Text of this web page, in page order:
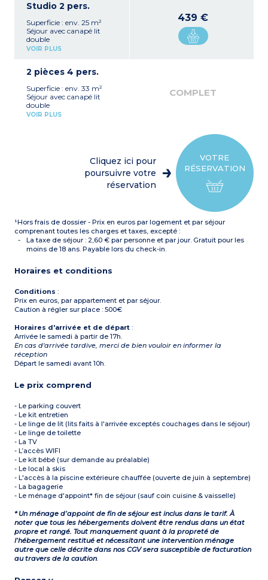
Studio 2 pers.
Superficie : env. 25 m²
Séjour avec canapé lit
double
Kitchenette équipée
Salle de bains aménagée
VOIR PLUS
439 €
2 pièces 4 pers.
Superficie : env. 33 m²
Séjour avec canapé lit
double
Kitchenette équipée
Salle de bain aménagée
(vasque, miroir, baignoire
VOIR PLUS
COMPLET
VOTRE
RÉSERVATION
Cliquez ici pour
poursuivre votre
réservation
¹Hors frais de dossier - Prix en euros par logement et par séjour
comprenant toutes les charges et taxes, excepté :
La taxe de séjour : 2,60 € par personne et par jour. Gratuit pour les
moins de 18 ans. Payable lors du check-in.
Horaires et conditions
Conditions :
Prix en euros, par appartement et par séjour.
Caution à régler sur place : 500€
Horaires d'arrivée et de départ :
Arrivée le samedi à partir de 17h.
En cas d'arrivée tardive, merci de bien vouloir en informer la
réception
Départ le samedi avant 10h.
Le prix comprend
- Le parking couvert
- Le kit entretien
- Le linge de lit (lits faits à l'arrivée exceptés couchages dans le séjour)
- Le linge de toilette
- La TV
- L’accès WIFI
- Le kit bébé (sur demande au préalable)
- Le local à skis
- L'accès à la piscine extérieure chauffée (ouverte de juin à septembre)
- La bagagerie
- Le ménage d'appoint* fin de séjour (sauf coin cuisine & vaisselle)
* Un ménage d’appoint de fin de séjour est inclus dans le tarif. À
noter que tous les hébergements doivent être rendus dans un état
propre et rangé. Tout manquement quant à la propreté de
l’hébergement restitué et nécessitant une intervention ménage
autre que celle décrite dans nos CGV sera susceptible de facturation
au travers de la caution.